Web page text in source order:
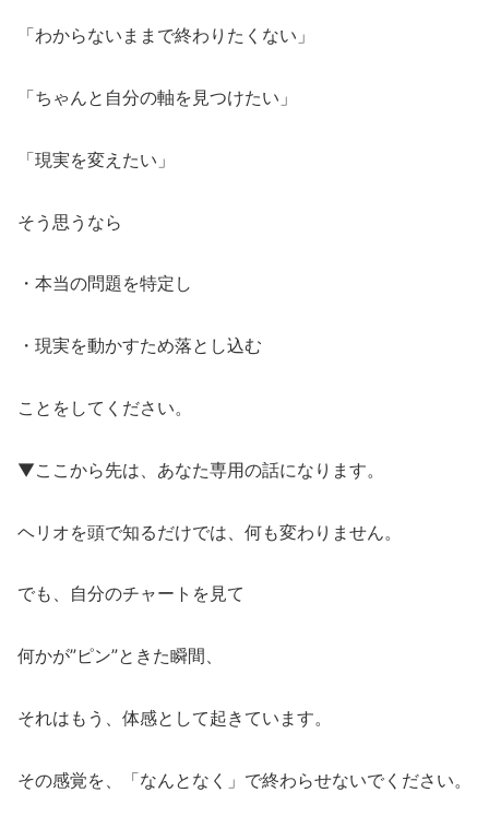
「わからないままで終わりたくない」
「ちゃんと自分の軸を見つけたい」
「現実を変えたい」
そう思うなら
・本当の問題を特定し
・現実を動かすため落とし込む
ことをしてください。
▼ここから先は、あなた専用の話になります。
ヘリオを頭で知るだけでは、何も変わりません。
でも、自分のチャートを見て
何かが”ピン”ときた瞬間、
それはもう、体感として起きています。
その感覚を、「なんとなく」で終わらせないでください。